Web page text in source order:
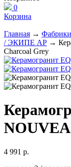
0
Корзина
Главная → Фабрики
/ ЭКИПЕ АР →
Charcoal Grey
4 991 р.